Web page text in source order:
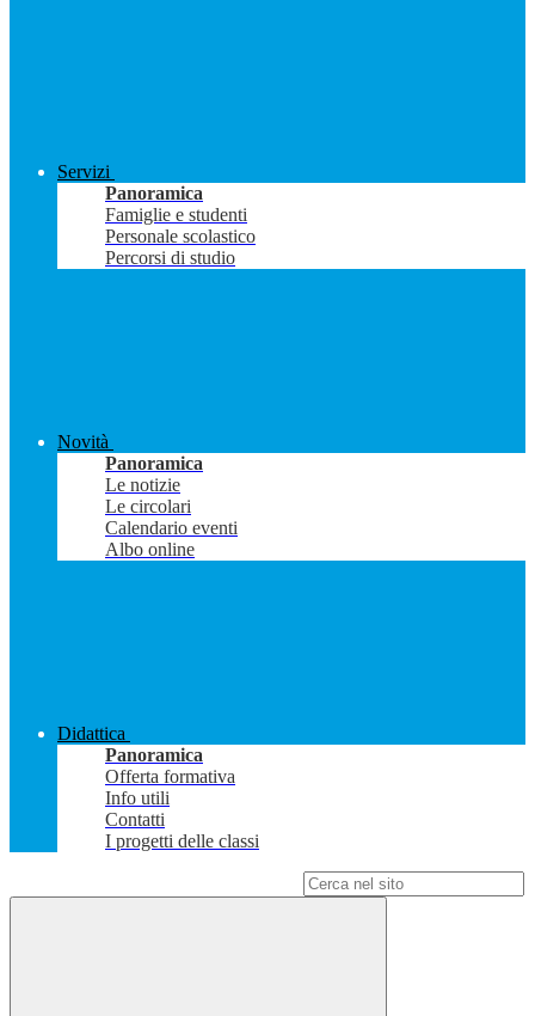
Servizi
Panoramica
Famiglie e studenti
Personale scolastico
Percorsi di studio
Novità
Panoramica
Le notizie
Le circolari
Calendario eventi
Albo online
Didattica
Panoramica
Offerta formativa
Info utili
Contatti
I progetti delle classi